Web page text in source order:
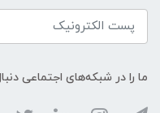
ما را در شبکه‌های اجتماعی